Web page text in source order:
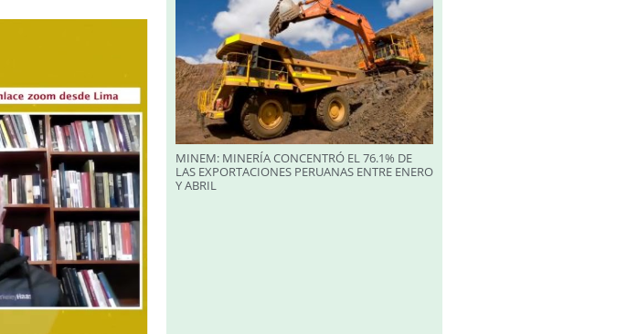
MINEM: MINERÍA CONCENTRÓ EL 76.1% DE
LAS EXPORTACIONES PERUANAS ENTRE ENERO
Y ABRIL